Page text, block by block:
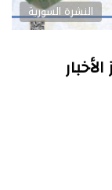
النشرة السورية